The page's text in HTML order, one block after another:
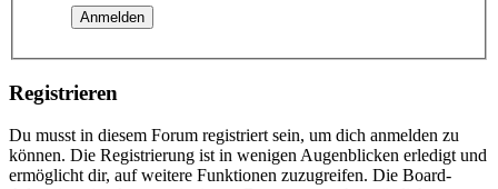
Registrieren
Du musst in diesem Forum registriert sein, um dich anmelden zu
können. Die Registrierung ist in wenigen Augenblicken erledigt und
ermöglicht dir, auf weitere Funktionen zuzugreifen. Die Board-